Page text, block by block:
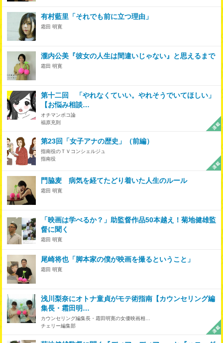
有村藍里「それでも前に立つ理由」
霜田 明寛
瀧内公美『彼女の人生は間違いじゃない』と思えるまで
霜田 明寛
第十二回 「やれなくていい。やれそうでいてほしい」
【お悩み相談…
オチマンポコ論
福原充則
第23回「女子アナの歴史」（前編）
指南役のＴＶコンシェルジュ
指南役
門脇麦 病気を経てたどり着いた人生のルール
霜田 明寛
「映画は学べるか？」助監督作品50本越え！菊地健雄監
督に聞く
霜田 明寛
尾崎将也「脚本家の僕が映画を撮るということ」
霜田 明寛
浅川梨奈にオトナ童貞がモテ術指南【カウンセリング編
集長・霜田明…
カウンセリング編集長・霜田明寛の女優映画相…
チェリー編集部